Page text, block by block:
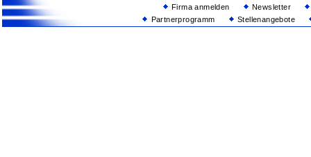
Firma anmelden
Newsletter
Partnerprogramm
Stellenangebote